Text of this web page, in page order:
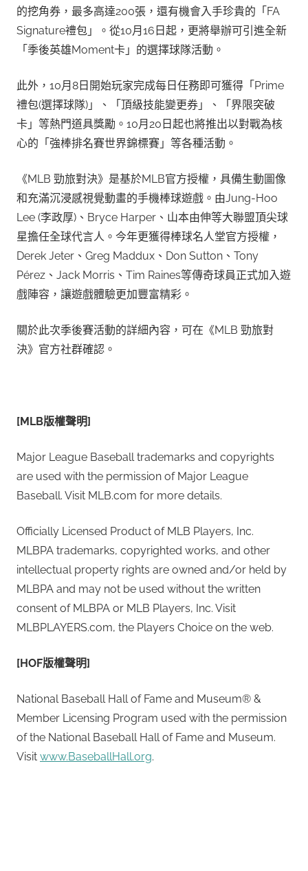
的挖角券，最多高達200張，還有機會入手珍貴的「FA
Signature禮包」。從10月16日起，更將舉辦可引進全新
「季後英雄Moment卡」的選擇球隊活動。
此外，10月8日開始玩家完成每日任務即可獲得「Prime
禮包(選擇球隊)」、「頂級技能變更券」、「界限突破
卡」等熱門道具獎勵。10月20日起也將推出以對戰為核
心的「強棒排名賽世界錦標賽」等各種活動。
《MLB 勁旅對決》是基於MLB官方授權，具備生動圖像
和充滿沉浸感視覺動畫的手機棒球遊戲。由Jung-Hoo
Lee (李政厚)、Bryce Harper、山本由伸等大聯盟頂尖球
星擔任全球代言人。今年更獲得棒球名人堂官方授權，
Derek Jeter、Greg Maddux、Don Sutton、Tony
Pérez、Jack Morris、Tim Raines等傳奇球員正式加入遊
戲陣容，讓遊戲體驗更加豐富精彩。
關於此次季後賽活動的詳細內容，可在《MLB 勁旅對
決》官方社群確認。
[MLB版權聲明]
Major League Baseball trademarks and copyrights
are used with the permission of Major League
Baseball. Visit MLB.com for more details.
Officially Licensed Product of MLB Players, Inc.
MLBPA trademarks, copyrighted works, and other
intellectual property rights are owned and/or held by
MLBPA and may not be used without the written
consent of MLBPA or MLB Players, Inc. Visit
MLBPLAYERS.com, the Players Choice on the web.
[HOF版權聲明]
National Baseball Hall of Fame and Museum® &
Member Licensing Program used with the permission
of the National Baseball Hall of Fame and Museum.
Visit www.BaseballHall.org.